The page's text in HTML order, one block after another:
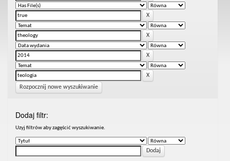
Rozpocznij nowe wyszukiwanie
Dodaj filtr:
Uzyj filtrów aby zagęścić wyszukiwanie.